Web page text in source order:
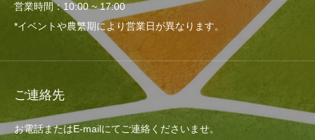
営業時間：10:00 ~ 17:00
*イベントや農繁期により営業日が異なります。
ご連絡先
お電話またはE-mailにてご連絡くださいませ。